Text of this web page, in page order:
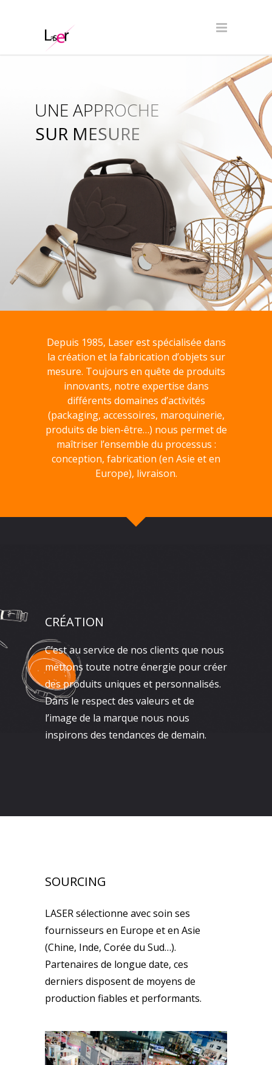
SUR MESURE
UNE APPROCHE
Depuis 1985, Laser est spécialisée dans
la création et la fabrication d’objets sur
mesure. Toujours en quête de produits
innovants, notre expertise dans
différents domaines d’activités
(packaging, accessoires, maroquinerie,
produits de bien-être…) nous permet de
maîtriser l’ensemble du processus :
conception, fabrication (en Asie et en
Europe), livraison.
CRÉATION
C’est au service de nos clients que nous
mettons toute notre énergie pour créer
des produits uniques et personnalisés.
Dans le respect des valeurs et de
l’image de la marque nous nous
inspirons des tendances de demain.
SOURCING
LASER sélectionne avec soin ses
fournisseurs en Europe et en Asie
(Chine, Inde, Corée du Sud…).
Partenaires de longue date, ces
derniers disposent de moyens de
production fiables et performants.